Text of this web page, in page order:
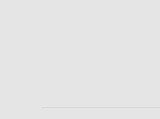
Analyse von Zielgruppen durch Statistiken